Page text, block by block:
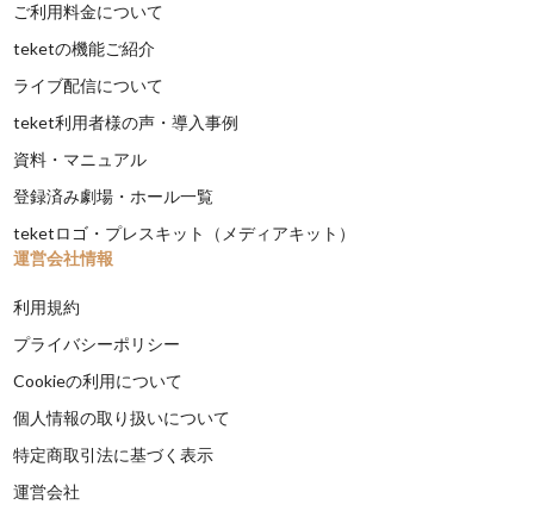
ご利用料金について
teketの機能ご紹介
ライブ配信について
teket利用者様の声・導入事例
資料・マニュアル
登録済み劇場・ホール一覧
teketロゴ・プレスキット（メディアキット）
運営会社情報
利用規約
プライバシーポリシー
Cookieの利用について
個人情報の取り扱いについて
特定商取引法に基づく表示
運営会社